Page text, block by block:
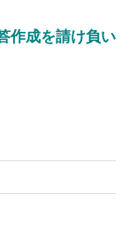
作成を請け負い